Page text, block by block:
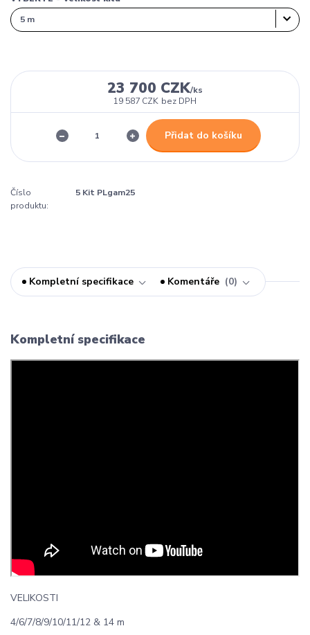
23 700 CZK/ks
19 587 CZK bez DPH
Přidat do košíku
Číslo
produktu:
5 Kit PLgam25
Kompletní specifikace Komentáře 0
Kompletní specifikace
VELIKOSTI
4/6/7/8/9/10/11/12 & 14 m